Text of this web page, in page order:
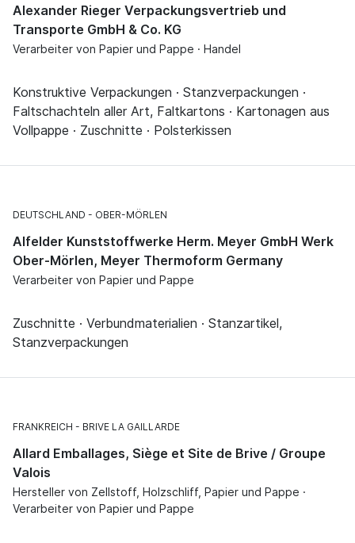
Alexander Rieger Verpackungsvertrieb und
Transporte GmbH & Co. KG
Verarbeiter von Papier und Pappe · Handel
Konstruktive Verpackungen · Stanzverpackungen ·
Faltschachteln aller Art, Faltkartons · Kartonagen aus
Vollpappe · Zuschnitte · Polsterkissen
DEUTSCHLAND OBER-MÖRLEN
Alfelder Kunststoffwerke Herm. Meyer GmbH Werk
Ober-Mörlen, Meyer Thermoform Germany
Verarbeiter von Papier und Pappe
Zuschnitte · Verbundmaterialien · Stanzartikel,
Stanzverpackungen
FRANKREICH BRIVE LA GAILLARDE
Allard Emballages, Siège et Site de Brive / Groupe
Valois
Hersteller von Zellstoff, Holzschliff, Papier und Pappe ·
Verarbeiter von Papier und Pappe